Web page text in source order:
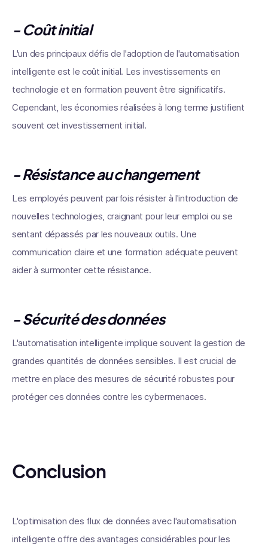
- Coût initial
L'un des principaux défis de l'adoption de l'automatisation
intelligente est le coût initial. Les investissements en
technologie et en formation peuvent être significatifs.
Cependant, les économies réalisées à long terme justifient
souvent cet investissement initial.
- Résistance au changement
Les employés peuvent parfois résister à l'introduction de
nouvelles technologies, craignant pour leur emploi ou se
sentant dépassés par les nouveaux outils. Une
communication claire et une formation adéquate peuvent
aider à surmonter cette résistance.
- Sécurité des données
L'automatisation intelligente implique souvent la gestion de
grandes quantités de données sensibles. Il est crucial de
mettre en place des mesures de sécurité robustes pour
protéger ces données contre les cybermenaces.
Conclusion
L'optimisation des flux de données avec l'automatisation
intelligente offre des avantages considérables pour les